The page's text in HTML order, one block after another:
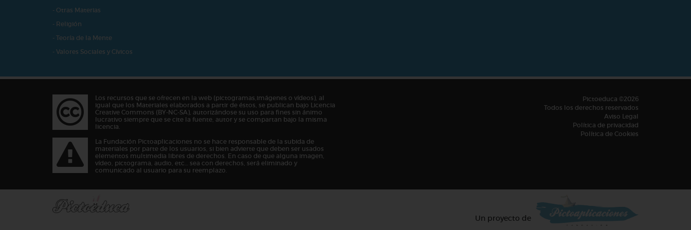
- Otras Materias
- Religión
- Teoría de la Mente
- Valores Sociales y Cívicos
Los recursos que se ofrecen en la web (pictogramas,imágenes o vídeos), al
igual que los Materiales elaborados a partir de éstos, se publican bajo Licencia
Creative Commons (BY-NC-SA), autorizándose su uso para fines sin ánimo
lucrativo siempre que se cite la fuente, autor y se compartan bajo la misma
licencia.
La Fundación Pictoaplicaciones no se hace responsable de la subida de
materiales por parte de los usuarios, si bien advierte que deben ser usados
elementos multimedia libres de derechos. En caso de que alguna imagen,
vídeo, pictograma, audio, etc… sea con derechos, será eliminado y
comunicado al usuario para su reemplazo.
Pictoeduca ©2026
Todos los derechos reservados
Aviso Legal
Política de privacidad
Política de Cookies
Un proyecto de